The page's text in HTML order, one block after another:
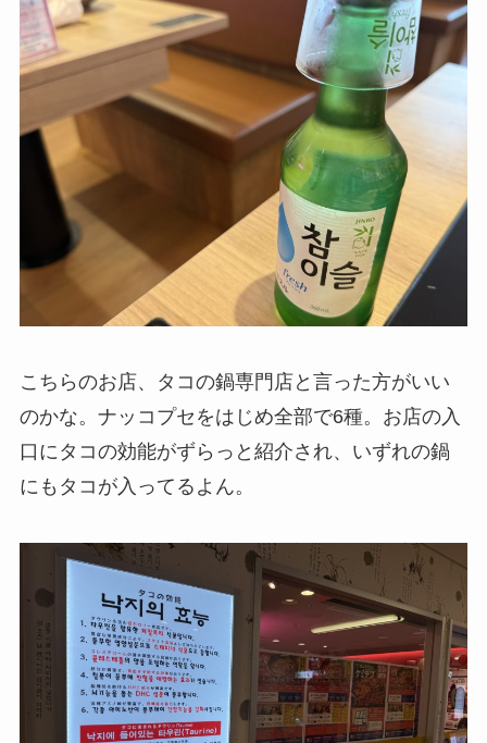
こちらのお店、タコの鍋専門店と言った方がいい
のかな。ナッコプセをはじめ全部で6種。お店の入
口にタコの効能がずらっと紹介され、いずれの鍋
にもタコが入ってるよん。